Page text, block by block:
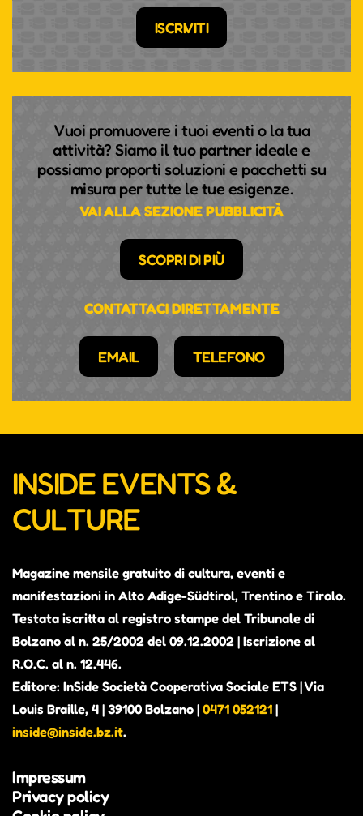
ISCRIVITI
Vuoi promuovere i tuoi eventi o la tua
attività? Siamo il tuo partner ideale e
possiamo proporti soluzioni e pacchetti su
misura per tutte le tue esigenze.
VAI ALLA SEZIONE PUBBLICITÀ
SCOPRI DI PIÙ
CONTATTACI DIRETTAMENTE
EMAIL TELEFONO
INSIDE EVENTS &
CULTURE
Magazine mensile gratuito di cultura, eventi e
manifestazioni in Alto Adige-Südtirol, Trentino e Tirolo.
Testata iscritta al registro stampe del Tribunale di
Bolzano al n. 25/2002 del 09.12.2002 | Iscrizione al
R.O.C. al n. 12.446.
Editore: InSide Società Cooperativa Sociale ETS | Via
Louis Braille, 4 | 39100 Bolzano | 0471 052121 |
inside@inside.bz.it.
Impressum
Privacy policy